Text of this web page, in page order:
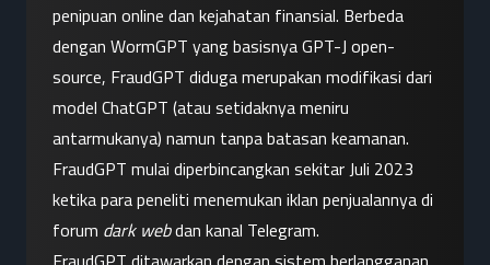
penipuan online dan kejahatan finansial. Berbeda
dengan WormGPT yang basisnya GPT-J open-
source, FraudGPT diduga merupakan modifikasi dari
model ChatGPT (atau setidaknya meniru
antarmukanya) namun tanpa batasan keamanan.
FraudGPT mulai diperbincangkan sekitar Juli 2023
ketika para peneliti menemukan iklan penjualannya di
forum dark web dan kanal Telegram.